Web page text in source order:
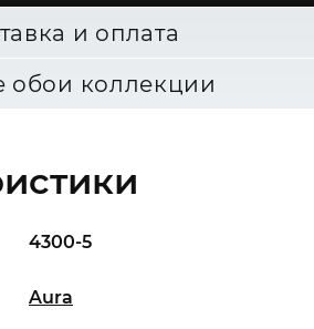
и оплата
обои коллекции
4300-5
Aura